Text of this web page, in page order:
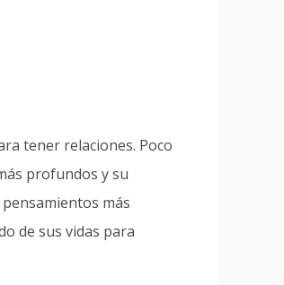
tener relaciones. Poco
profundos y su
más
de sus vidas para